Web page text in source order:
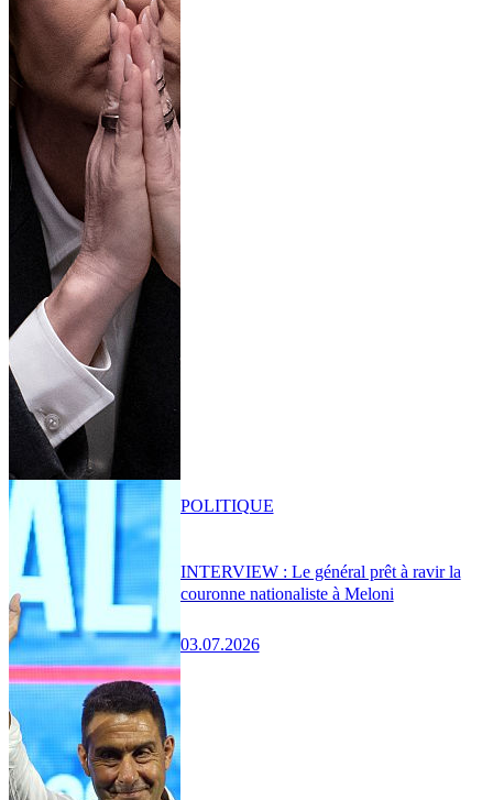
INTERVIEW : Le général prêt à ravir la
couronne nationaliste à Meloni
03.07.2026
POLITIQUE